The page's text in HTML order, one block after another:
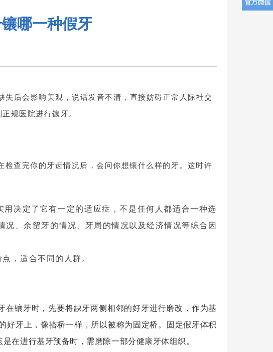
哪一种假牙
后会影响美观，说话发音不清，直接妨碍正常人际社交
规医院进行镶牙。
查完你的牙齿情况后，会问你想镶什么样的牙。这时许
决定了它有一定的适应症，不是任何人都适合一种选
、余留牙的情况、牙周的情况以及经济情况等综合因
，适合不同的人群。
在镶牙时，先要将缺牙两侧 相邻的好牙进行磨改，作为基
好牙上，像搭桥一样，所以被称为固定桥。
固定假牙体积
是在进行基牙预备时，需磨除一部分健康牙体组织。